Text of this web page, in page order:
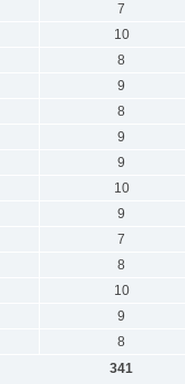
7
10
8
9
8
9
9
10
9
7
8
10
9
8
341